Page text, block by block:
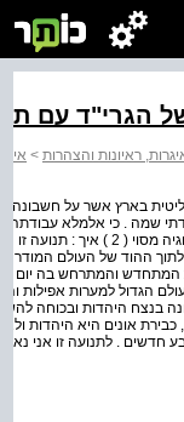
ראיונות והצהרות > איש
שמה . כי אלמלא עבודתה
י תנועה גדולה בעלת
ההוד של העולם המודרני
והמתרחש בה יום
הגדול למערות אפילות
בנצח היהדות ובכוחה
, כבירת אונים היא היהדות
חדשים . לתנועה זו אני